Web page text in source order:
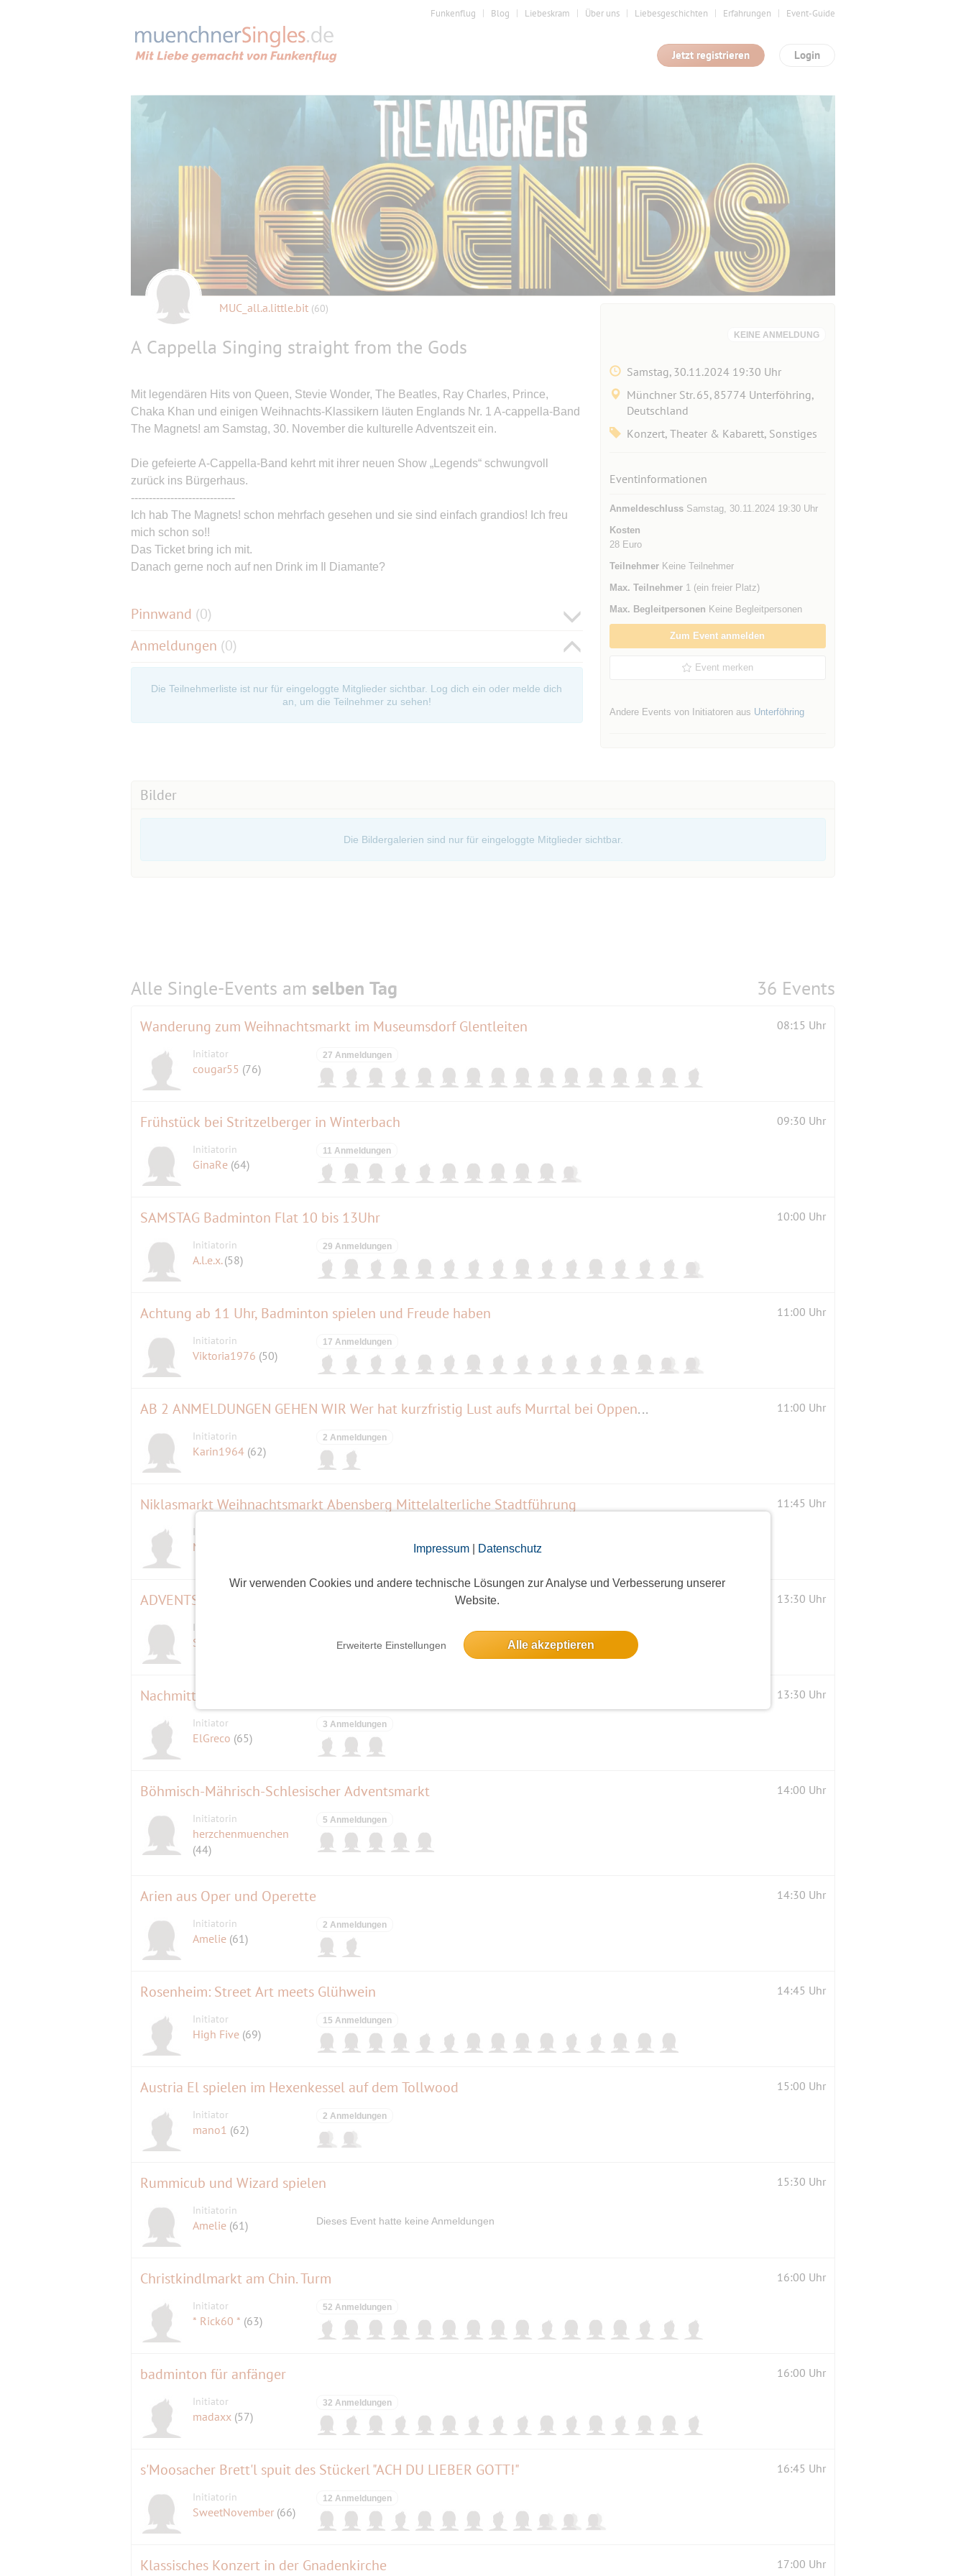
Impressum| Datenschutz
Wir verwenden Cookies und andere technische Lösungen zur Analyse und Verbesserung unserer
Website.
Erweiterte Einstellungen Alle akzeptieren
Funkenflug Blog Liebeskram Über uns Liebesgeschichten Erfahrungen Event-Guide
Login
Jetzt registrieren
MUC_all.a.little.bit (60)
A Cappella Singing straight from the Gods
Mit legendären Hits von Queen, Stevie Wonder, The Beatles, Ray Charles, Prince,
Chaka Khan und einigen Weihnachts-Klassikern läuten Englands Nr. 1 A-cappella-Band
The Magnets! am Samstag, 30. November die kulturelle Adventszeit ein.
Die gefeierte A-Cappella-Band kehrt mit ihrer neuen Show „Legends“ schwungvoll
zurück ins Bürgerhaus.
-----------------------------
Ich hab The Magnets! schon mehrfach gesehen und sie sind einfach grandios! Ich freu
mich schon so!!
Das Ticket bring ich mit.
Danach gerne noch auf nen Drink im Il Diamante?
Pinnwand (0)
Anmeldungen (0)
Die Teilnehmerliste ist nur für eingeloggte Mitglieder sichtbar. Log dich ein oder melde dich
an, um die Teilnehmer zu sehen!
KEINE ANMELDUNG
Samstag, 30.11.2024 19:30 Uhr
Münchner Str. 65, 85774 Unterföhring,
Deutschland
Konzert, Theater & Kabarett, Sonstiges
Eventinformationen
AnmeldeschlussSamstag, 30.11.2024 19:30 Uhr
Kosten
28 Euro
TeilnehmerKeine Teilnehmer
Max. Teilnehmer1 (ein freier Platz)
Max. Begleitpersonen Keine Begleitpersonen
Zum Event anmelden
Event merken
Andere Events von Initiatoren aus Unterföhring
Bilder
Die Bildergalerien sind nur für eingeloggte Mitglieder sichtbar.
Alle Single-Events am selben Tag 36 Events
Wanderung zum Weihnachtsmarkt im Museumsdorf Glentleiten 08:15 Uhr
Initiator
cougar55 (76)
27 Anmeldungen
Frühstück bei Stritzelberger in Winterbach 09:30 Uhr
Initiatorin
GinaRe (64)
11 Anmeldungen
SAMSTAG Badminton Flat 10 bis 13Uhr 10:00 Uhr
Initiatorin
A.l.e.x.(58)
29 Anmeldungen
Achtung ab 11 Uhr, Badminton spielen und Freude haben 11:00 Uhr
Initiatorin
Viktoria1976 (50)
17 Anmeldungen
AB 2 ANMELDUNGEN GEHEN WIR Wer hat kurzfristig Lust aufs Murrtal bei Oppenweiler 11:00 Uhr
Initiatorin
Karin1964 (62)
2 Anmeldungen
Niklasmarkt Weihnachtsmarkt Abensberg Mittelalterliche Stadtführung 11:45 Uhr
Initiator
Mr.Gimlet
ADVENTSMARKT: Lichterglanz, Leckereien, Kunst & Musik auf dem Klosterareal 13:30 Uhr
Initiatorin
Susanne T.
Nachmittagsspaziergang Alte-Heide - Giesing mit Ausklang beim Italiener 13:30 Uhr
Initiator
ElGreco (65)
3 Anmeldungen
Böhmisch-Mährisch-Schlesischer Adventsmarkt 14:00 Uhr
Initiatorin
herzchenmuenchen
(44)
5 Anmeldungen
Arien aus Oper und Operette 14:30 Uhr
Initiatorin
Amelie (61)
2 Anmeldungen
Rosenheim: Street Art meets Glühwein 14:45 Uhr
Initiator
High Five (69)
15 Anmeldungen
Austria El spielen im Hexenkessel auf dem Tollwood 15:00 Uhr
Initiator
mano1 (62)
2 Anmeldungen
Rummicub und Wizard spielen 15:30 Uhr
Initiatorin
Amelie (61) Dieses Event hatte keine Anmeldungen
Christkindlmarkt am Chin. Turm 16:00 Uhr
Initiator
* Rick60 * (63)
52 Anmeldungen
badminton für anfänger 16:00 Uhr
Initiator
madaxx (57)
32 Anmeldungen
s'Moosacher Brett'l spuit des Stückerl "ACH DU LIEBER GOTT!" 16:45 Uhr
Initiatorin
SweetNovember (66)
12 Anmeldungen
Klassisches Konzert in der Gnadenkirche 17:00 Uhr